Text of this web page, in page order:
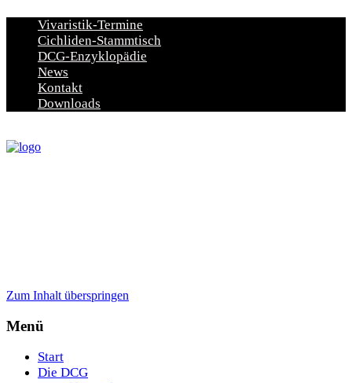
Vivaristik-Termine
Cichliden-Stammtisch
DCG-Enzyklopädie
News
Kontakt
Downloads
Zum Inhalt überspringen
Menü
Start
Die DCG